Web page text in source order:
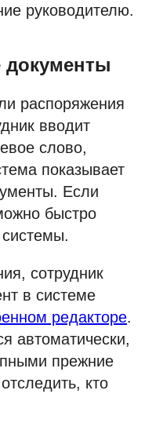
руководителю.
документы
распоряжения
вводит
слово,
показывает
Если
быстро
сотрудник
в системе
редакторе.
автоматически,
прежние
кто